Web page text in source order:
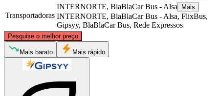
Transportadoras
INTERNORTE, BlaBlaCar Bus - Alsa Mais
INTERNORTE, BlaBlaCar Bus - Alsa, FlixBus,
Gipsyy, BlaBlaCar Bus, Rede Expressos
Pesquise o melhor preço
© CARTO , ©OpenStreetMapcontributors
Mais barato Mais rápido